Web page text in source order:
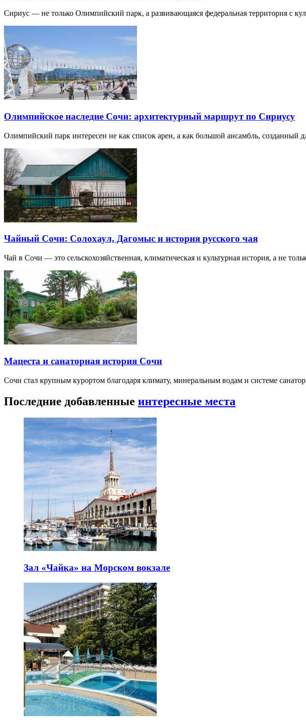
Сириус — не только Олимпийский парк, а развивающаяся федеральная территория с
Олимпийское наследие Сочи: архитектурный маршрут по Сириусу
Олимпийский парк интересен не как список арен, а как большой ансамбль, созданный
Чайный Сочи: Солохаул, Дагомыс и история русского чая
Чай в Сочи — это сельскохозяйственная, климатическая и культурная история, а не
Мацеста и санаторная история Сочи
Сочи стал крупным курортом благодаря климату, минеральным водам и системе
Последние добавленные интересные места
Зал «Чайка» на Морском вокзале